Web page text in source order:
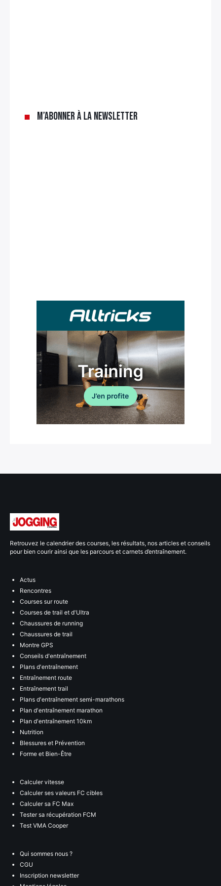
M’abonner à la newsletter
Retrouvez le calendrier des courses, les résultats, nos articles et conseils
pour bien courir ainsi que les parcours et carnets d’entraînement.
Actus
Rencontres
Courses sur route
Courses de trail et d'Ultra
Chaussures de running
Chaussures de trail
Montre GPS
Conseils d'entraînement
Plans d'entraînement
Entraînement route
Entraînement trail
Plans d'entraînement semi-marathons
Plan d'entraînement marathon
Plan d'entraînement 10km
Nutrition
Blessures et Prévention
Forme et Bien-Être
Calculer vitesse
Calculer ses valeurs FC cibles
Calculer sa FC Max
Tester sa récupération FCM
Test VMA Cooper
Qui sommes nous ?
CGU
Inscription newsletter